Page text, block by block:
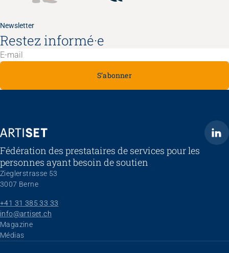
Newsletter
Restez informé·e
S’abonner
ARTISET
Fédération des prestataires de services pour les
personnes ayant besoin de soutien
Zieglerstrasse 53
3007 Berne
+41 31 385 33 33
info@artiset.ch
Aller au contenu
Magazine
Médias